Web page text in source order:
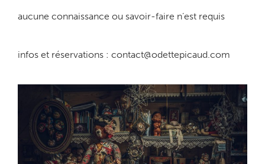
aucune connaissance ou savoir-faire n’est requis
infos et réservations : contact@odettepicaud.com